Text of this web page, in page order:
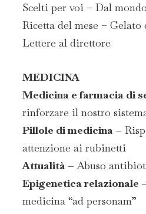
Scelti per voi – Dal
Ricetta del mese – Gelato
Lettere al direttore
MEDICINA
Medicina e farmacia di
rinforzare il nostro
Pillole di medicina –
attenzione ai rubinetti
Attualità – Abuso
Epigenetica relazionale
medicina “ad personam”